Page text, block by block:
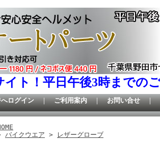
ト！平日午後3時までの
ログイン ｜ ご利用案内 ｜ お問い合せ ｜
バイクウエア > レザーグローブ